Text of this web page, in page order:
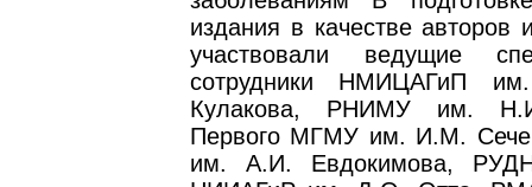
издания в качестве авторов
участвовали ведущие
сотрудники НМИЦАГиП
Кулакова, РНИМУ им.
Первого МГМУ им. И.М.
им. А.И. Евдокимова,